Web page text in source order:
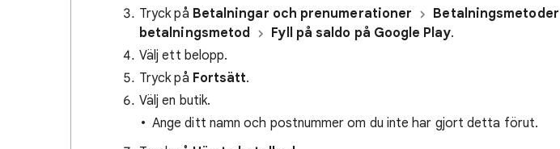
Tryck på Betalningar och prenumerationer Betalningsmetoder
betalningsmetod
Fyll på saldo på Google Play.
Välj ett belopp.
Tryck på Fortsätt.
Välj en butik.
Ange ditt namn och postnummer om du inte har gjort detta förut.